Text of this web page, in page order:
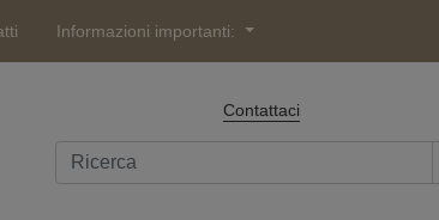
Informazioni importanti:
Contattaci